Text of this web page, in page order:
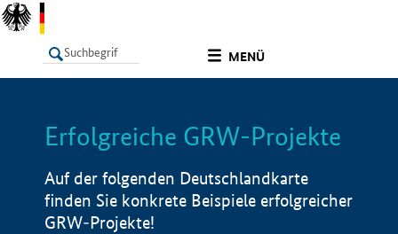
MENÜ
LISTE Info
Erfolgreiche GRW-Projekte
Auf der folgenden Deutschlandkarte
finden Sie konkrete Beispiele erfolgreicher
GRW-Projekte!